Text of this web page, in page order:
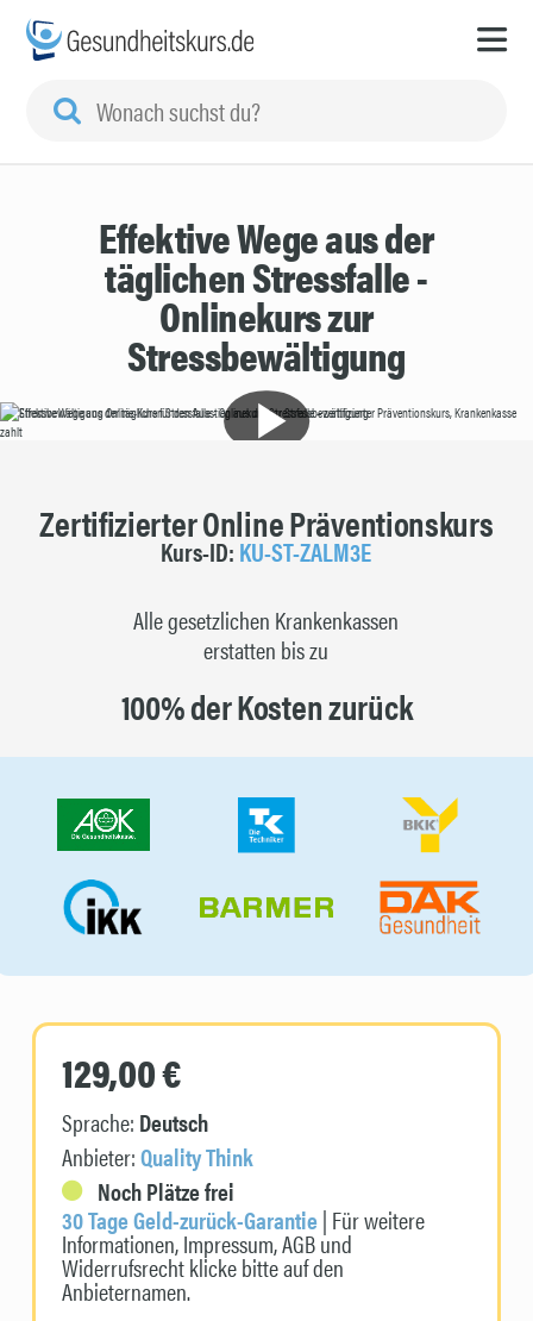
Effektive Wege aus der
täglichen Stressfalle -
Onlinekurs zur
Stressbewältigung
Zertifizierter Online Präventionskurs
Kurs-ID: KU-ST-ZALM3E
Alle gesetzlichen Krankenkassen
erstatten bis zu
100% der Kosten zurück
129,00 €
Sprache: Deutsch
Anbieter:Quality Think
Noch Plätze frei
30 Tage Geld-zurück-Garantie| Für weitere
Informationen, Impressum, AGB und
Widerrufsrecht klicke bitte auf den
Anbieternamen.